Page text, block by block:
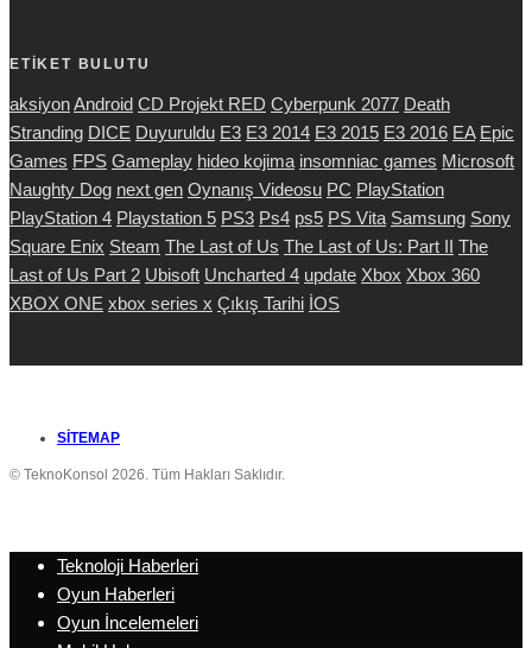
ETİKET BULUTU
aksiyonAndroid CD Projekt RED Cyberpunk 2077 Death
Stranding DICE Duyuruldu E3 E3 2014 E3 2015 E3 2016 EA Epic
Games FPS Gameplay hideo kojima insomniac games Microsoft
Naughty Dog next gen Oynanış Videosu PC PlayStation
PlayStation 4 Playstation 5 PS3 Ps4 ps5 PS Vita Samsung Sony
Square Enix Steam The Last of Us The Last of Us: Part II The
Last of Us Part 2 Ubisoft Uncharted 4 update Xbox Xbox 360
XBOX ONE xbox series x Çıkış Tarihi İOS
SITEMAP
© TeknoKonsol 2026. Tüm Hakları Saklıdır.
Teknoloji Haberleri
Oyun Haberleri
Oyun İncelemeleri